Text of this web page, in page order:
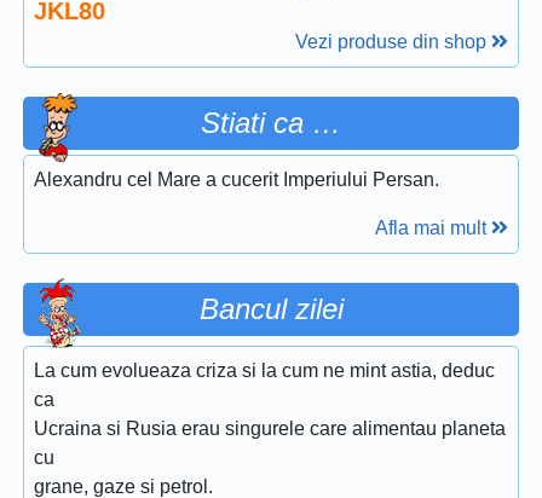
JKL80
Vezi produse din shop
Stiati ca …
Alexandru cel Mare a cucerit Imperiului Persan.
Afla mai mult
Bancul zilei
La cum evolueaza criza si la cum ne mint astia, deduc
ca
Ucraina si Rusia erau singurele care alimentau planeta
cu
grane, gaze si petrol.